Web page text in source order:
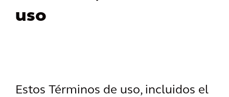
uso
Estos Términos de uso, incluidos el